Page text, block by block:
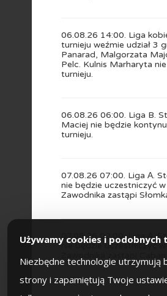
06.08.26 14:00. Liga
turnieju weźmie udział 3
Panarad, Malgorzata
Pelc. Kulnis Marharyta
turnieju.
06.08.26 06:00. Liga B.
Maciej nie będzie
turnieju.
07.08.26 07:00. Liga А.
nie będzie uczestniczyć
Zawodnika zastąpi
07.08.26 02:00. Liga А.
nie będzie uczestniczyć
Używamy cookies i podobnych
Niezbędne technologie utrzymują
strony i zapamiętują Twoje